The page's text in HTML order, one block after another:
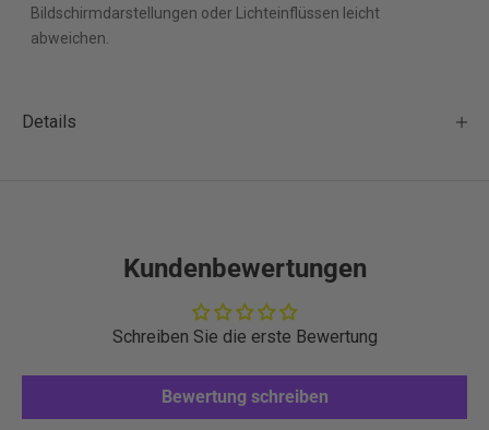
Bildschirmdarstellungen oder Lichteinflüssen leicht
abweichen.
Details
Kundenbewertungen
Schreiben Sie die erste Bewertung
Bewertung schreiben